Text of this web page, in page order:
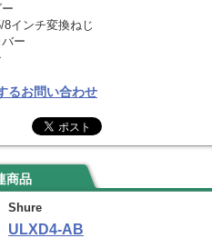
インチ変換ねじ
ー
るお問い合わせ
商品
Shure
ULXD4-AB